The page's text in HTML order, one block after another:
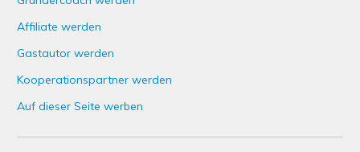
Affiliate werden
Gastautor werden
Kooperationspartner werden
Auf dieser Seite werben